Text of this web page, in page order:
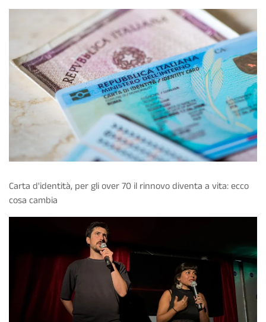
Carta d'identità, per gli over 70 il rinnovo diventa a vita: ecco
cosa cambia